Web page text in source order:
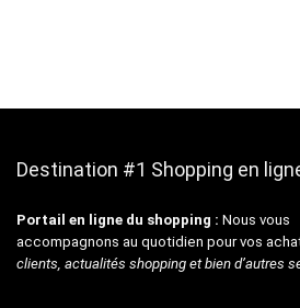
Destination #1 Shopping en
Portail en ligne du shopping : Nous vous
accompagnons au quotidien pour vos
clients, actualités shopping et bien d’autres